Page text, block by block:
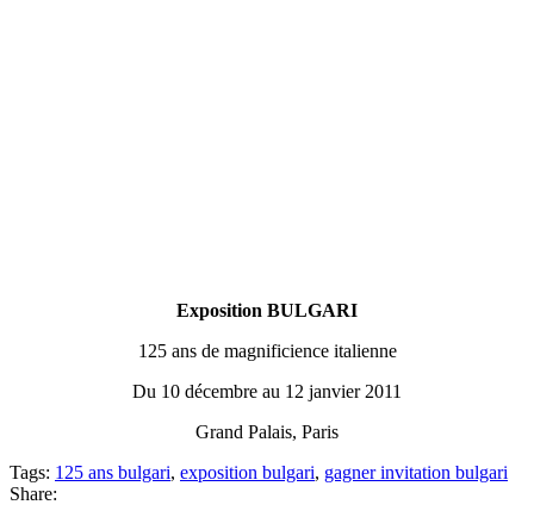
Exposition BULGARI
125 ans de magnificience italienne
Du 10 décembre au 12 janvier 2011
Grand Palais, Paris
Tags: 125 ans bulgari, exposition bulgari, gagner invitation bulgari
Share: